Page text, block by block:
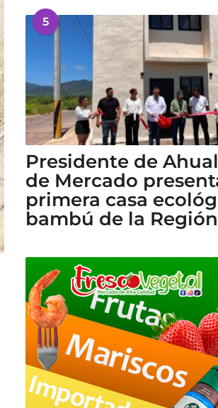
5
Presidente de
de Mercado
primera casa
bambú de la